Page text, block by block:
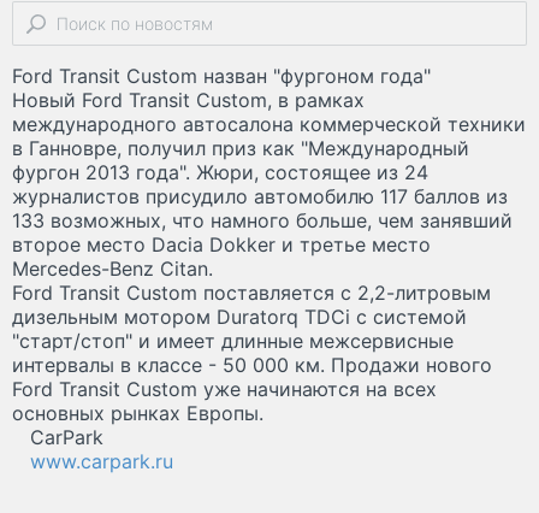
Ford Transit Custom назван "фургоном года"
Новый Ford Transit Custom, в рамках
международного автосалона коммерческой техники
в Ганновре, получил приз как "Международный
фургон 2013 года". Жюри, состоящее из 24
журналистов присудило автомобилю 117 баллов из
133 возможных, что намного больше, чем занявший
второе место Dacia Dokker и третье место
Mercedes-Benz Citan.
Ford Transit Custom поставляется с 2,2-литровым
дизельным мотором Duratorq TDCi с системой
"старт/стоп" и имеет длинные межсервисные
интервалы в классе - 50 000 км. Продажи нового
Ford Transit Custom уже начинаются на всех
основных рынках Европы.
CarPark
www.carpark.ru